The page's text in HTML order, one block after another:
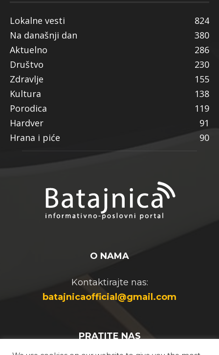
Lokalne vesti
824
Na današnji dan
380
Aktuelno
286
Društvo
230
Zdravlje
155
Kultura
138
Porodica
119
Hardver
91
Hrana i piće
90
O NAMA
Kontaktirajte nas:
batajnicaofficial@gmail.com
PRATITE NAS